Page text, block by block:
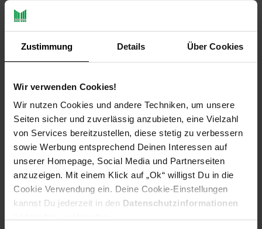
Zustimmung Details Über Cookies
Wir verwenden Cookies!
Wir nutzen Cookies und andere Techniken, um unsere
Seiten sicher und zuverlässig anzubieten, eine Vielzahl
von Services bereitzustellen, diese stetig zu verbessern
sowie Werbung entsprechend Deinen Interessen auf
unserer Homepage, Social Media und Partnerseiten
anzuzeigen. Mit einem Klick auf „Ok“ willigst Du in die
Cookie Verwendung ein. Deine Cookie-Einstellungen
kannst Du jederzeit in den Datenschutzinformationen
Payback Punkte
Die Ufermatte bietet Pflanzen den nötigen Halten, an Stellen
im Teich an denen sich kein Substrat hält und schützt ihre
Teichfolie vor Sonneneinstrahlung. Unschöne, kahle
Folienränder gehören damit der Vergangenheit an.
Zusätzlich schütz die Ufermatte im Winter die Teichfolie die
durch das scharfkantige Eis, beim zu gefrieren des Teiches,
beschädigt werden kann. Um Ihren Teich bis zum Rand
bepflanzen zu können benötigen Sie ein Material auf welchem
die Wurzeln der Teichpflanzen optimal Halt finden.